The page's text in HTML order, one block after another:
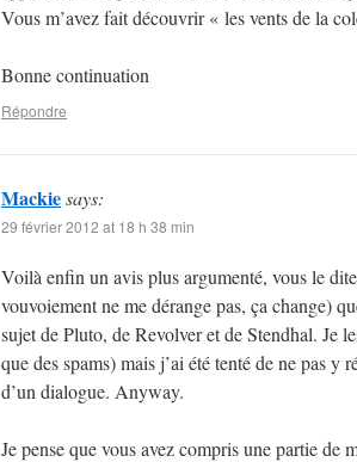
Vous m’avez fait découvrir « les vents de la
Bonne continuation
Répondre
Mackiesays:
29 février 2012 at 18 h 38 min
Voilà enfin un avis plus argumenté, vous le
vouvoiement ne me dérange pas, ça change)
sujet de Pluto, de Revolver et de Stendhal. Je
que des spams) mais j’ai été tenté de ne pas y
d’un dialogue. Anyway.
Je pense que vous avez compris une partie de